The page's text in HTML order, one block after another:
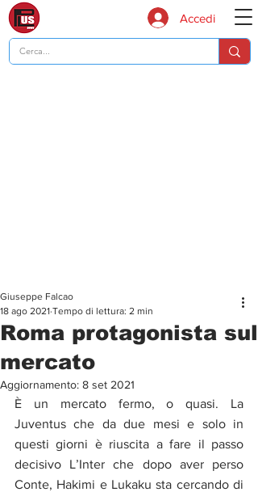
Accedi
Roma protagonista sul
mercato
Giuseppe Falcao
18 ago 2021 Tempo di lettura: 2 min
Aggiornamento: 8 set 2021
È un mercato fermo, o quasi. La
Juventus che da due mesi e solo in
questi giorni è riuscita a fare il passo
decisivo L’Inter che dopo aver perso
Conte, Hakimi e Lukaku sta cercando di